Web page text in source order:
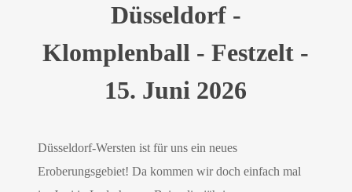
Düsseldorf -
Klomplenball - Festzelt -
15. Juni 2026
Düsseldorf-Wersten ist für uns ein neues
Eroberungsgebiet! Da kommen wir doch einfach mal